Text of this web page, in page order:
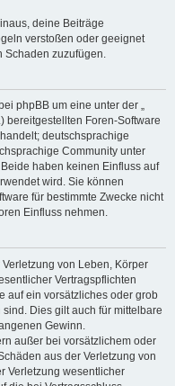
deine Beiträge
verstoßen oder geeignet
zuzufügen.
phpBB um eine unter der „
bereitgestellten Foren-Software
deutschsprachige
Community unter
haben keinen Einfluss auf
wird. Sie können
für bestimmte Zwecke nicht
Einfluss nehmen.
von Leben, Körper
Vertragspflichten
auf ein vorsätzliches oder grob
Dies gilt auch für mittelbare
Gewinn.
außer bei vorsätzlichem oder
aus der Verletzung von
Verletzung wesentlicher